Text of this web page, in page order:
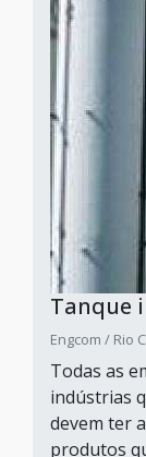
Tanque
Engcom / Rio
Todas as
indústrias
devem ter
produtos